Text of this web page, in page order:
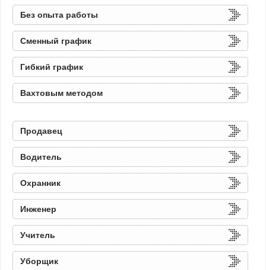
Без опыта работы
Сменный график
Гибкий график
Вахтовым методом
Продавец
Водитель
Охранник
Инженер
Учитель
Уборщик